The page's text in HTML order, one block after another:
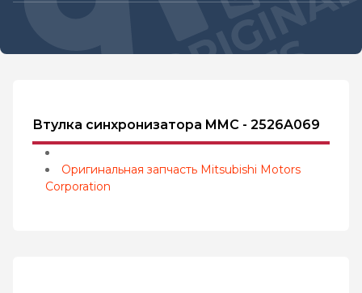
Втулка синхронизатора MMC - 2526A069
Оригинальная запчасть Mitsubishi Motors
Corporation